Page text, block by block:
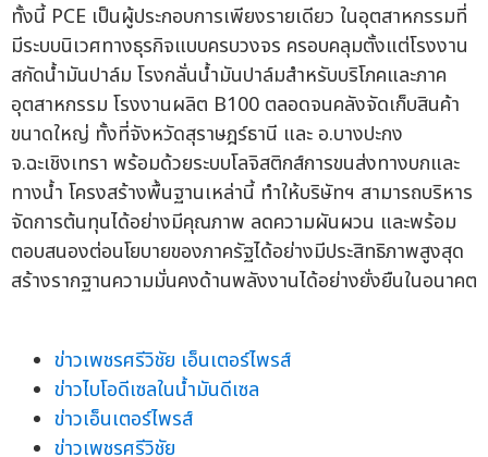
ทั้งนี้ PCE เป็นผู้ประกอบการเพียงรายเดียว ในอุตสาหกรรมที่
มีระบบนิเวศทางธุรกิจแบบครบวงจร ครอบคลุมตั้งแต่โรงงาน
สกัดน้ำมันปาล์ม โรงกลั่นน้ำมันปาล์มสำหรับบริโภคและภาค
อุตสาหกรรม โรงงานผลิต B100 ตลอดจนคลังจัดเก็บสินค้า
ขนาดใหญ่ ทั้งที่จังหวัดสุราษฎร์ธานี และ อ.บางปะกง
จ.ฉะเชิงเทรา พร้อมด้วยระบบโลจิสติกส์การขนส่งทางบกและ
ทางน้ำ โครงสร้างพื้นฐานเหล่านี้ ทำให้บริษัทฯ สามารถบริหาร
จัดการต้นทุนได้อย่างมีคุณภาพ ลดความผันผวน และพร้อม
ตอบสนองต่อนโยบายของภาครัฐได้อย่างมีประสิทธิภาพสูงสุด
สร้างรากฐานความมั่นคงด้านพลังงานได้อย่างยั่งยืนในอนาคต
ข่าวเพชรศรีวิชัย เอ็นเตอร์ไพรส์
ข่าวไบโอดีเซลในน้ำมันดีเซล
ข่าวเอ็นเตอร์ไพรส์
ข่าวเพชรศรีวิชัย